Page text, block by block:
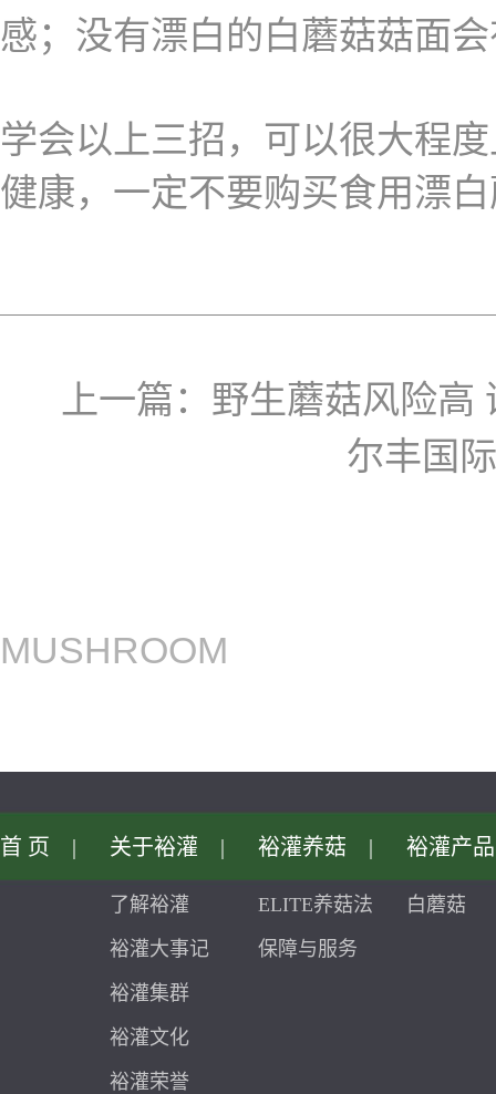
感；没有漂白的白蘑菇菇面
学会以上三招，可以很大程
健康，一定不要购买食用漂
上一篇： 野生蘑菇风险高
尔丰国
MUSHROOM
首页 | 关于裕灌 |
了解裕灌
裕灌大事记
裕灌集群
裕灌文化
裕灌荣誉
裕灌养菇 |
ELITE养菇法
保障与服务
裕灌产品
白蘑菇